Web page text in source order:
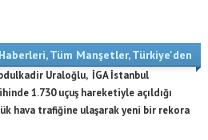
,Tüm Manşetler,Türkiye'den
Uraloğlu, İGA İstanbul
1.730 uçuş hareketiyle açıldığı
hava trafiğine ulaşarak yeni bir rekora